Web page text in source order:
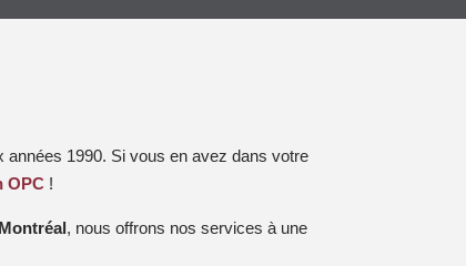
années 1990. Si vous en avez dans votre
OPC !
, nous offrons nos services à une